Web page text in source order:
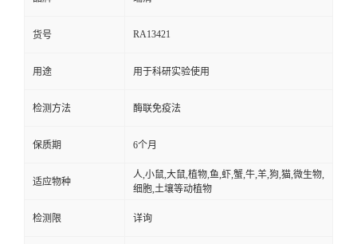
货号 RA13421
用途 用于科研实验使用
检测方法 酶联免疫法
保质期 6个月
适应物种
人,小鼠,大鼠,植物,鱼,虾,蟹,牛,羊,狗,猫,微生物,
细胞,土壤等动植物
检测限 详询